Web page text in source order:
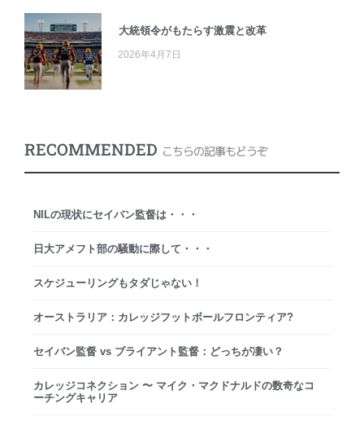
大統領令がもたらす激震と改革
2026年4月7日
RECOMMENDED こちらの記事もどうぞ
NILの現状にセイバン監督は・・・
日大アメフト部の騒動に際して・・・
スケジューリングもタダじゃない！
オーストラリア：カレッジフットボールフロンティア?
セイバン監督 vs ブライアント監督：どっちが凄い？
カレッジコネクション 〜 マイク・マクドナルドの数奇なコ
ーチングキャリア